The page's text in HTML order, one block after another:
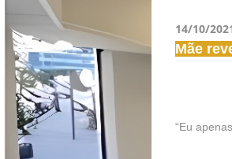
14/10/
Mãe
“Eu